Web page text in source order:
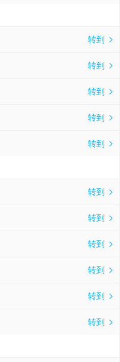
转到 
转到 
转到 
转到 
转到 
转到 
转到 
转到 
转到 
转到 
转到 